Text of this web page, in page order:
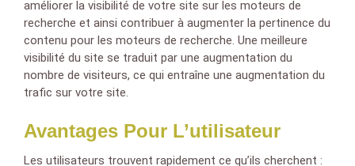
améliorer la visibilité de votre site sur les moteurs de
recherche et ainsi contribuer à augmenter la pertinence du
contenu pour les moteurs de recherche. Une meilleure
visibilité du site se traduit par une augmentation du
nombre de visiteurs, ce qui entraîne une augmentation du
trafic sur votre site.
Avantages Pour L’utilisateur
Les utilisateurs trouvent rapidement ce qu’ils cherchent :